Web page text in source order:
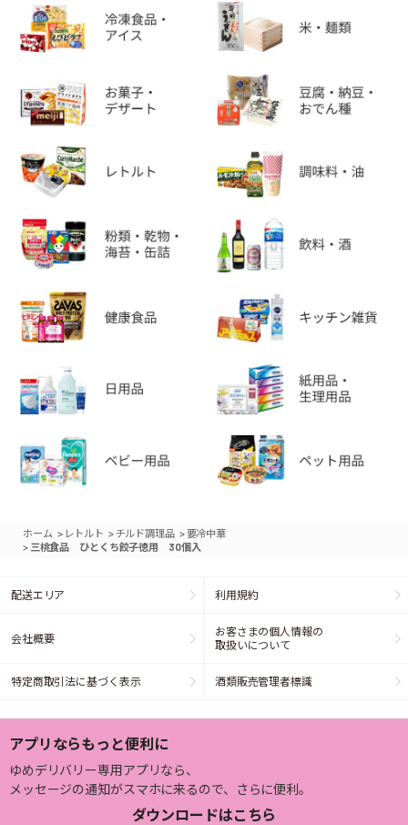
ホーム > レトルト >チルド調理品 >要冷中華
> 三桃食品 ひとくち餃子徳用 30個入
配送エリア 利用規約
会社概要
お客さまの個人情報の
取扱いについて
特定商取引法に基づく表示 酒類販売管理者標識
アプリならもっと便利に
ゆめデリバリー専用アプリなら、
メッセージの通知がスマホに来るので、さらに便利。
ダウンロードはこちら